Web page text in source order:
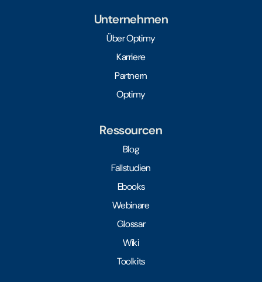
Unternehmen
Über Optimy
Karriere
Partnern
Optimy
Ressourcen
Blog
Fallstudien
Ebooks
Webinare
Glossar
Wiki
Toolkits